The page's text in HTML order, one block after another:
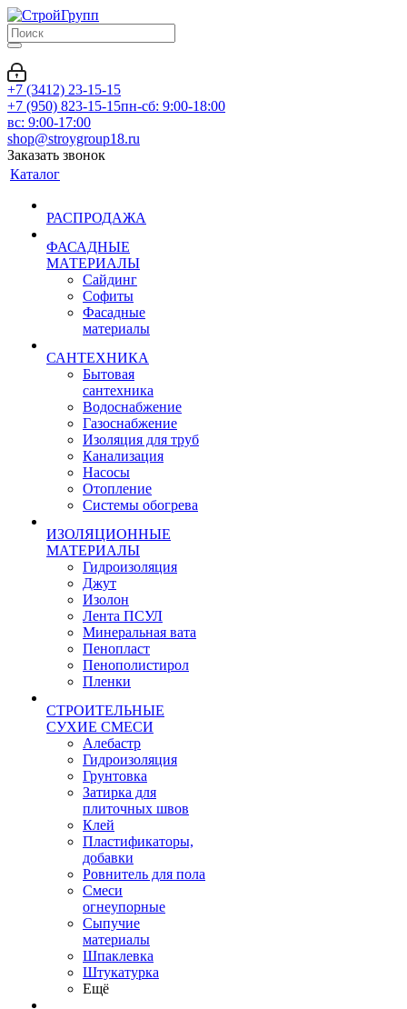
+7 (3412) 23-15-15
+7 (950) 823-15-15пн-сб: 9:00-18:00
вс: 9:00-17:00
shop@stroygroup18.ru
Заказать звонок
Каталог
РАСПРОДАЖА
ФАСАДНЫЕ
МАТЕРИАЛЫ
Сайдинг
Софиты
Фасадные
материалы
САНТЕХНИКА
Бытовая
сантехника
Водоснабжение
Газоснабжение
Изоляция для труб
Канализация
Насосы
Отопление
Системы обогрева
ИЗОЛЯЦИОННЫЕ
МАТЕРИАЛЫ
Гидроизоляция
Джут
Изолон
Лента ПСУЛ
Минеральная вата
Пенопласт
Пенополистирол
Пленки
СТРОИТЕЛЬНЫЕ
СУХИЕ СМЕСИ
Алебастр
Гидроизоляция
Грунтовка
Затирка для
плиточных швов
Клей
Пластификаторы,
добавки
Ровнитель для пола
Смеси
огнеупорные
Сыпучие
материалы
Шпаклевка
Штукатурка
Ещё